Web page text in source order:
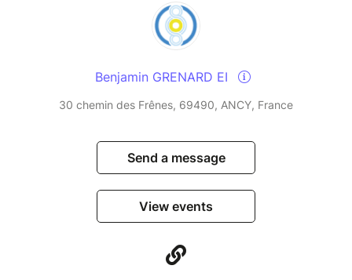
Benjamin GRENARD EI
30 chemin des Frênes, 69490, ANCY, France
Send a message
View events